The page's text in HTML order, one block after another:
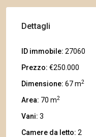
Dettagli
ID immobile: 27060
Prezzo: €250.000
Dimensione: 67 m2
Area: 70 m2
Vani: 3
Camere da letto: 2